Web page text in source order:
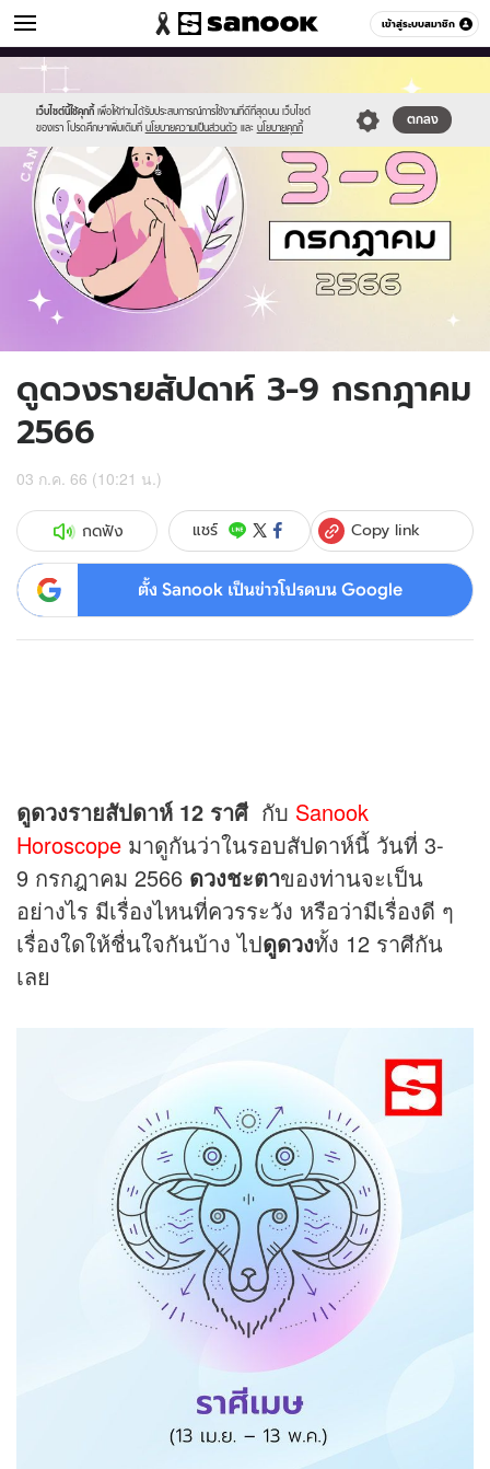
เข้าสู่ระบบสมาชิก
ดูดวง หมวดอื่นๆ
เว็บไซต์นี้ใช้คุกกี้ เพื่อให้ท่านได้รับประสบการณ์การใช้งานที่ดีที่สุดบน เว็บไซต์
ของเรา โปรดศึกษาเพิ่มเติมที่ นโยบายความเป็นส่วนตัว และ นโยบายคุกกี้
ตกลง
Sanook
//s.isanook.com/sr/0/images/logo-
new-
sanook.png
600
60
//s.isanook.com/ho/0/ud/51/256259/tn-
07_1.jpg
ดูดวงรายสัปดาห์ 3-9 กรกฎาคม
2566
03 ก.ค. 66 (10:21 น.)
กดฟัง แชร์ Copy link
ตั้ง Sanook เป็นข่าวโปรดบน Google
ดูดวงรายสัปดาห์ 12 ราศีกับ Sanook
Horoscope มาดูกันว่าในรอบสัปดาห์นี้ วันที่ 3-
9 กรกฎาคม 2566 ดวงชะตาของท่านจะเป็น
อย่างไร มีเรื่องไหนที่ควรระวัง หรือว่ามีเรื่องดี ๆ
เรื่องใดให้ชื่นใจกันบ้าง ไปดูดวงทั้ง 12 ราศีกัน
เลย